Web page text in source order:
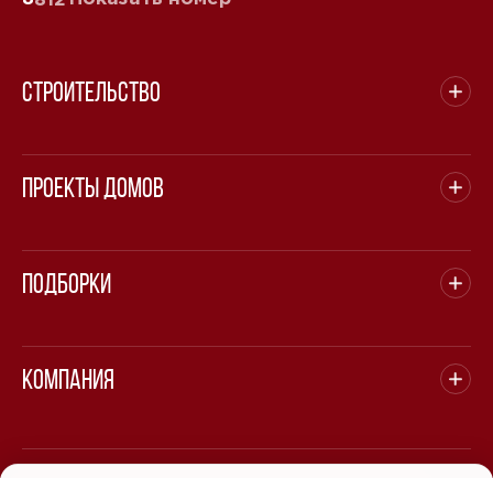
Строительство
Проекты домов
Подборки
Компания